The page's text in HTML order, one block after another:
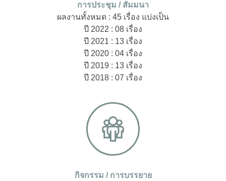
การประชุม / สัมมนา
ผลงานทั้งหมด : 45 เรื่อง แบ่งเป็น
ปี 2022 : 08 เรื่อง
ปี 2021 : 13 เรื่อง
ปี 2020 : 04 เรื่อง
ปี 2019 : 13 เรื่อง
ปี 2018 : 07 เรื่อง
กิจกรรม / การบรรยาย